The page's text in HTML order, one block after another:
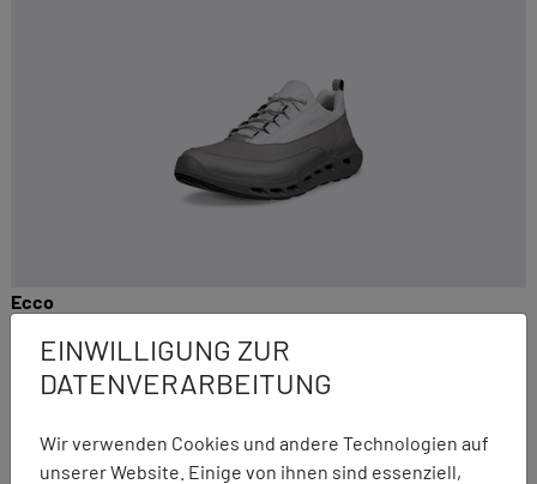
EINWILLIGUNG ZUR
DATENVERARBEITUNG
Wir verwenden Cookies und andere Technologien auf
unserer Website. Einige von ihnen sind essenziell,
Ecco
199,95 € 159,95 €